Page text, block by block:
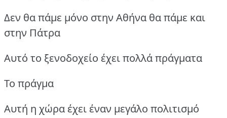
Δεν θα πάμε μόνο στην Αθήνα θα πάμε και
στην Πάτρα
Αυτό το ξενοδοχείο έχει πολλά πράγματα
Το πράγμα
Αυτή η χώρα έχει έναν μεγάλο πολιτισμό